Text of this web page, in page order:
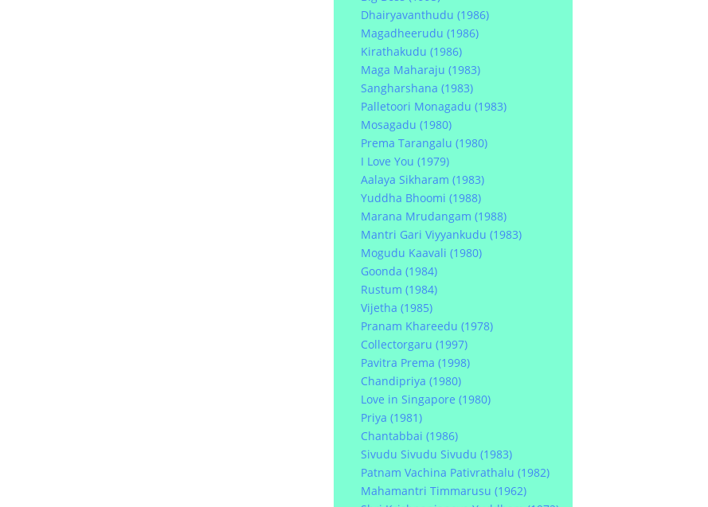
Dhairyavanthudu (1986)
Magadheerudu (1986)
Kirathakudu (1986)
Maga Maharaju (1983)
Sangharshana (1983)
Palletoori Monagadu (1983)
Mosagadu (1980)
Prema Tarangalu (1980)
I Love You (1979)
Aalaya Sikharam (1983)
Yuddha Bhoomi (1988)
Marana Mrudangam (1988)
Mantri Gari Viyyankudu (1983)
Mogudu Kaavali (1980)
Goonda (1984)
Rustum (1984)
Vijetha (1985)
Pranam Khareedu (1978)
Collectorgaru (1997)
Pavitra Prema (1998)
Chandipriya (1980)
Love in Singapore (1980)
Priya (1981)
Chantabbai (1986)
Sivudu Sivudu Sivudu (1983)
Patnam Vachina Pativrathalu (1982)
Mahamantri Timmarusu (1962)